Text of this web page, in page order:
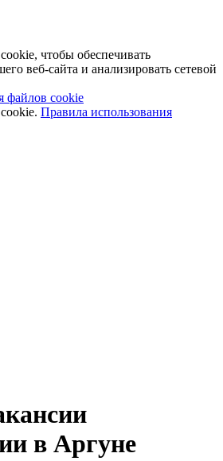
чтобы обеспечивать
веб-сайта и анализировать сетевой
файлов cookie
Правила использования
в Аргуне